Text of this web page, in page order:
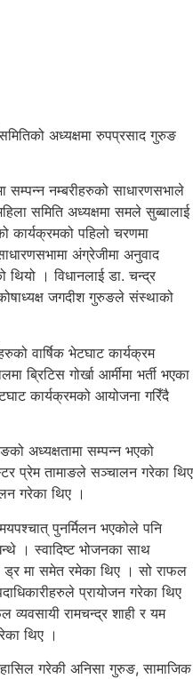
अध्यक्षमा रुपप्रसाद गुरुङ
नम्बरीहरुको साधारणसभाले
समिति अध्यक्षमा समले सुब्बालाई
कार्यक्रमको पहिलो चरणमा
अंग्रेजीमा अनुवाद
थियो । विधानलाई डा. चन्द्र
जगदीश गुरुङले संस्थाको
वार्षिक भेटघाट कार्यक्रम
गोर्खा आर्मीमा भर्ती भएका
कार्यक्रमको आयोजना गरिँदै
अध्यक्षतामा सम्पन्न भएको
प्रेम तामाङले सञ्चालन गरेका थिए
गरेका थिए ।
पुनर्मिलन भएकोले पनि
। स्वादिष्ट भोजनका साथ
ड्र मा समेत रमेका थिए । सो राफल
प्रायोजन गरेका थिए
रामचन्द्र शाही र यम
थिए ।
हासिल गरेकी अनिसा गुरुङ, सामाजिक